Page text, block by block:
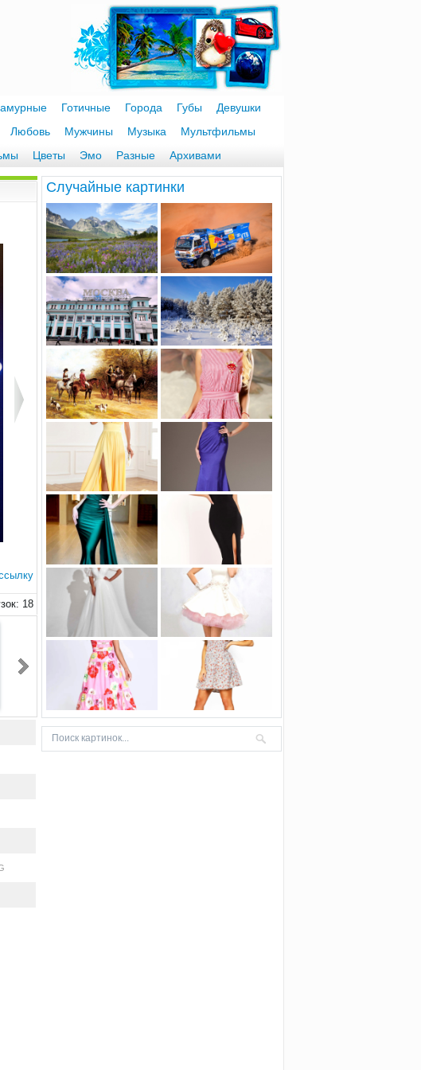
Готичные Города Губы
Девушки
Любовь Мужчины Музыка
Мультфильмы
Цветы Эмо Разные Архивами
18
Cлучайные картинки